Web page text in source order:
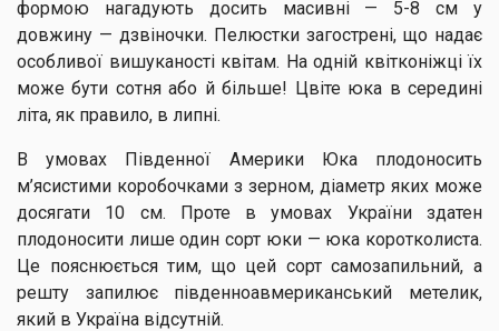
формою нагадують досить масивні — 5-8 см у
довжину — дзвіночки. Пелюстки загострені, що надає
особливої вишуканості квітам. На одній квітконіжці їх
може бути сотня або й більше! Цвіте юка в середині
літа, як правило, в липні.
В умовах Південної Америки Юка плодоносить
м’ясистими коробочками з зерном, діаметр яких може
досягати 10 см. Проте в умовах України здатен
плодоносити лише один сорт юки — юка коротколиста.
Це пояснюється тим, що цей сорт самозапильний, а
решту запилює південноавмериканський метелик,
який в Україна відсутній.